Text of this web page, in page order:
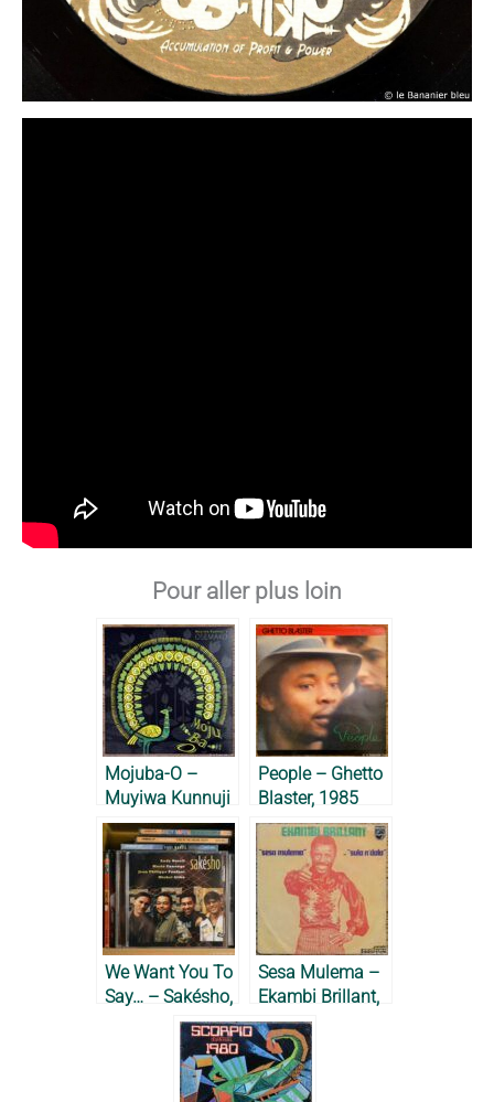
Pour aller plus loin
Mojuba-O –
Muyiwa Kunnuji
& Osemako,
2016
People – Ghetto
Blaster, 1985
We Want You To
Say… – Sakésho,
Sesa Mulema –
Ekambi Brillant,
1973